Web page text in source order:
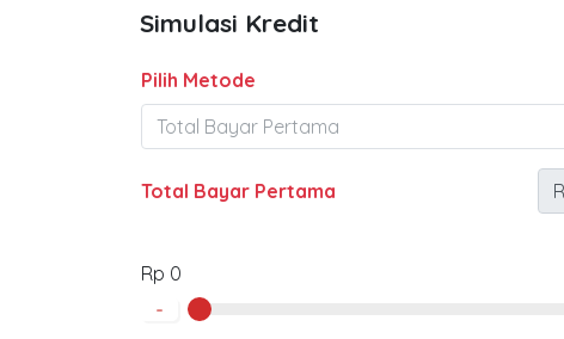
Simulasi Kredit
Pilih Metode
Total Bayar Pertama
Rp 0
-